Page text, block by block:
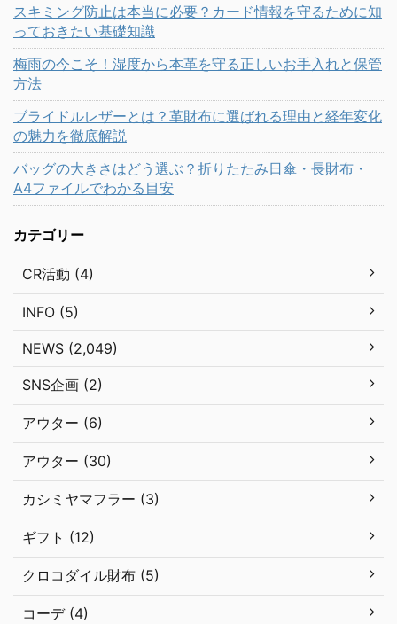
スキミング防止は本当に必要？カード情報を守るために知
っておきたい基礎知識
梅雨の今こそ！湿度から本革を守る正しいお手入れと保管
方法
ブライドルレザーとは？革財布に選ばれる理由と経年変化
の魅力を徹底解説
バッグの大きさはどう選ぶ？折りたたみ日傘・長財布・
A4ファイルでわかる目安
カテゴリー
CR活動 (4)
INFO (5)
NEWS (2,049)
SNS企画 (2)
アウター (6)
アウター (30)
カシミヤマフラー (3)
ギフト (12)
クロコダイル財布 (5)
コーデ (4)